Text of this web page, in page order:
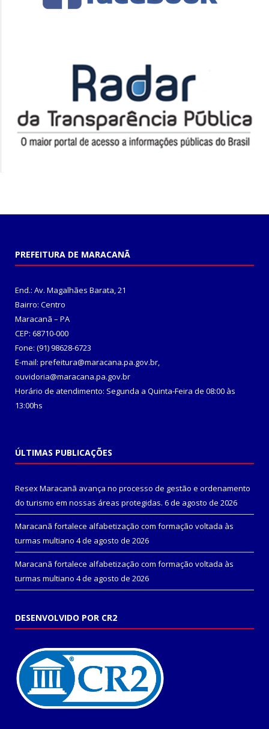
PREFEITURA DE MARACANÃ
End.: Av. Magalhães Barata, 21
Bairro: Centro
Maracanã – PA
CEP: 68710-000
Fone: (91) 98628-6723
E-mail: prefeitura@maracana.pa.gov.br,
ouvidoria@maracana.pa.gov.br
Horário de atendimento: Segunda a Quinta-Feira de 08:00 às
13:00hs
ÚLTIMAS PUBLICAÇÕES
Resex Maracanã avança no processo de gestão e ordenamento
do turismo em nossas áreas protegidas. 6 de agosto de 2026
Maracanã fortalece alfabetização com formação voltada às
turmas multiano 4 de agosto de 2026
Maracanã fortalece alfabetização com formação voltada às
turmas multiano 4 de agosto de 2026
DESENVOLVIDO POR CR2